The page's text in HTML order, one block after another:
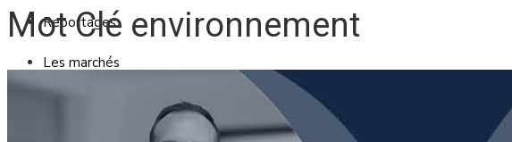
Reportages
Les marchés
Mot Clé environnement